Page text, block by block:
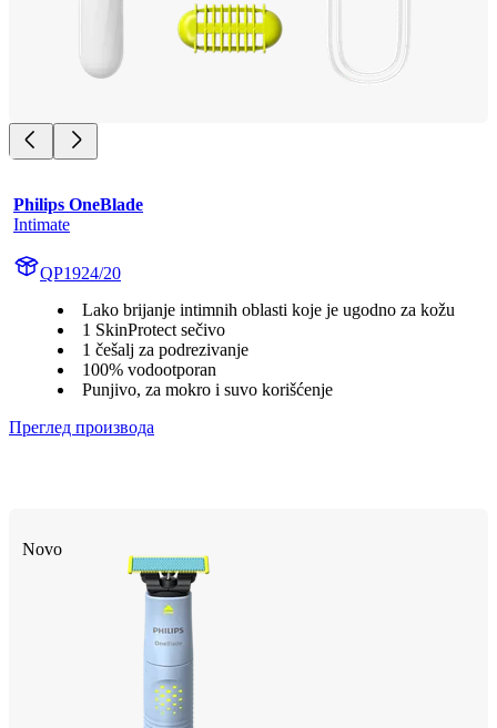
Philips OneBlade
Intimate
QP1924/20
Lako brijanje intimnih oblasti koje je ugodno za kožu
1 SkinProtect sečivo
1 češalj za podrezivanje
100% vodootporan
Punjivo, za mokro i suvo korišćenje
Преглед производа
Novo